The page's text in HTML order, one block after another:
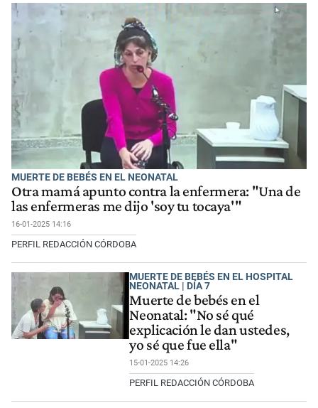
MUERTE DE BEBÉS EN EL NEONATAL
Otra mamá apunto contra la enfermera: "Una de
las enfermeras me dijo 'soy tu tocaya'"
16-01-2025 14:16
PERFIL REDACCIÓN CÓRDOBA
MUERTE DE BEBÉS EN EL HOSPITAL
NEONATAL | DÍA 7
Muerte de bebés en el
Neonatal: "No sé qué
explicación le dan ustedes,
yo sé que fue ella"
15-01-2025 14:26
PERFIL REDACCIÓN CÓRDOBA